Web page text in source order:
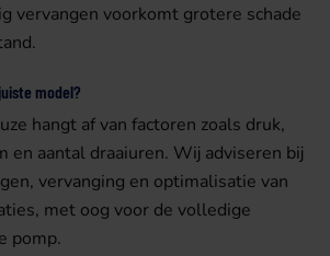
vervangen voorkomt grotere schade
model?
hangt af van factoren zoals druk,
en aantal draaiuren. Wij adviseren bij
vervanging en optimalisatie van
met oog voor de volledige
pomp.